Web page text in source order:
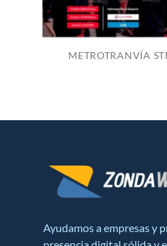
METROTRANVÍA
Ayudamos a empresas y